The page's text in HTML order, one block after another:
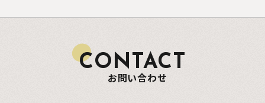
CONTACT
お問い合わせ